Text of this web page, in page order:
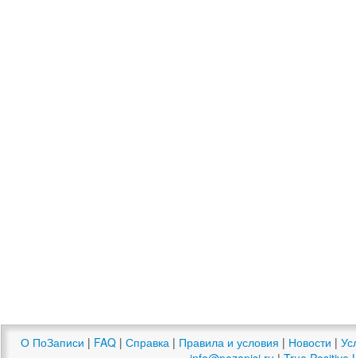
О ПоЗаписи | FAQ | Справка | Правила и условия | Новости |